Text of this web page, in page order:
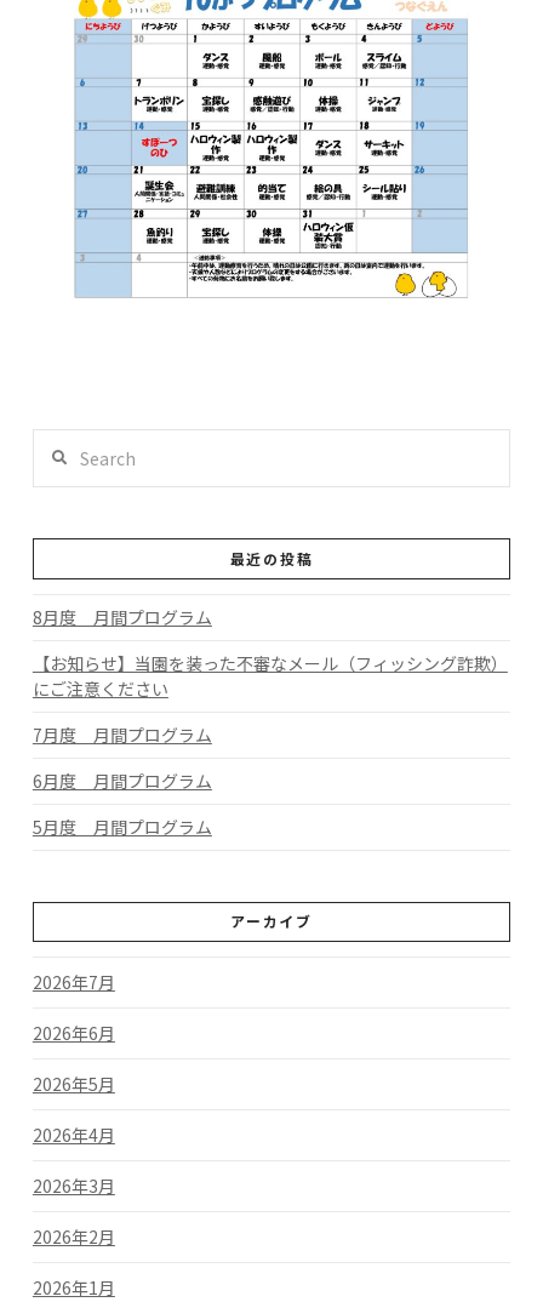
最近の投稿
8月度 月間プログラム
【お知らせ】当園を装った不審なメール（フィッシング詐欺）
にご注意ください
7月度 月間プログラム
6月度 月間プログラム
5月度 月間プログラム
アーカイブ
2026年7月
2026年6月
2026年5月
2026年4月
2026年3月
2026年2月
2026年1月